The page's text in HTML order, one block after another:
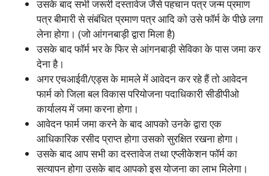
उसके बाद सभी जरूरी दस्तावेज जैसे पहचान पत्र जन्म प्रमाण
पत्र बीमारी से संबंधित प्रमाण पत्र आदि को उसे फॉर्म के पीछे लगा
लेना होगा। (जो आंगनबाड़ी द्वारा मिला है)
उसके बाद फॉर्म भर के फिर से आंगनबाड़ी सेविका के पास जमा कर
देना है।
अगर एचआईवी/एड्स के मामले में आवेदन कर रहे हैं तो आवेदन
फार्म को जिला बल विकास परियोजना पदाधिकारी सीडीपीओ
कार्यालय में जमा करना होगा।
आवेदन फार्म जमा करने के बाद आपको उनके द्वारा एक
आधिकारिक रसीद प्राप्त होगा उसको सुरक्षित रखना होगा।
उसके बाद आप सभी का दस्तावेज तथा एप्लीकेशन फॉर्म का
सत्यापन होगा उसके बाद आपको इस योजना का लाभ मिलेगा।